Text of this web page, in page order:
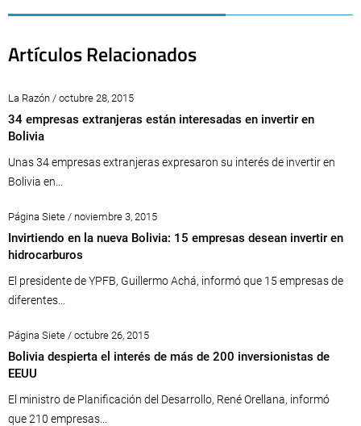
Artículos Relacionados
La Razón / octubre 28, 2015
34 empresas extranjeras están interesadas en invertir en
Bolivia
Unas 34 empresas extranjeras expresaron su interés de invertir en
Bolivia en...
Página Siete / noviembre 3, 2015
Invirtiendo en la nueva Bolivia: 15 empresas desean invertir en
hidrocarburos
El presidente de YPFB, Guillermo Achá, informó que 15 empresas de
diferentes...
Página Siete / octubre 26, 2015
Bolivia despierta el interés de más de 200 inversionistas de
EEUU
El ministro de Planificación del Desarrollo, René Orellana, informó
que 210 empresas...